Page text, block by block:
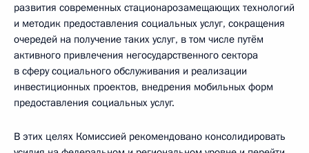
развития современных стационарозамещающих технологий
и методик предоставления социальных услуг, сокращения
очередей на получение таких услуг, в том числе путём
активного привлечения негосударственного сектора
в сферу социального обслуживания и реализации
инвестиционных проектов, внедрения мобильных форм
предоставления социальных услуг.
В этих целях Комиссией рекомендовано консолидировать